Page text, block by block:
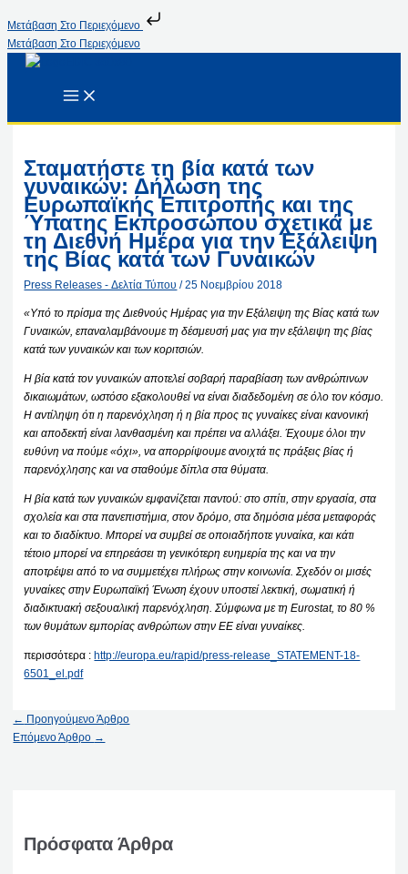
Μετάβαση Στο Περιεχόμενο
Μετάβαση Στο Περιεχόμενο
Σταματήστε τη βία κατά των
γυναικών: Δήλωση της
Ευρωπαϊκής Επιτροπής και της
Ύπατης Εκπροσώπου σχετικά με
τη Διεθνή Ημέρα για την Εξάλειψη
της Βίας κατά των Γυναικών
Press Releases - Δελτία Τύπου /25 Νοεμβρίου 2018
«Υπό το πρίσμα της Διεθνούς Ημέρας για την Εξάλειψη της Βίας κατά των
Γυναικών, επαναλαμβάνουμε τη δέσμευσή μας για την εξάλειψη της βίας
κατά των γυναικών και των κοριτσιών.
Η βία κατά τον γυναικών αποτελεί σοβαρή παραβίαση των ανθρώπινων
δικαιωμάτων, ωστόσο εξακολουθεί να είναι διαδεδομένη σε όλο τον κόσμο.
Η αντίληψη ότι η παρενόχληση ή η βία προς τις γυναίκες είναι κανονική
και αποδεκτή είναι λανθασμένη και πρέπει να αλλάξει. Έχουμε όλοι την
ευθύνη να πούμε «όχι», να απορρίψουμε ανοιχτά τις πράξεις βίας ή
παρενόχλησης και να σταθούμε δίπλα στα θύματα.
Η βία κατά των γυναικών εμφανίζεται παντού: στο σπίτι, στην εργασία, στα
σχολεία και στα πανεπιστήμια, στον δρόμο, στα δημόσια μέσα μεταφοράς
και το διαδίκτυο. Μπορεί να συμβεί σε οποιαδήποτε γυναίκα, και κάτι
τέτοιο μπορεί να επηρεάσει τη γενικότερη ευημερία της και να την
αποτρέψει από το να συμμετέχει πλήρως στην κοινωνία. Σχεδόν οι μισές
γυναίκες στην Ευρωπαϊκή Ένωση έχουν υποστεί λεκτική, σωματική ή
διαδικτυακή σεξουαλική παρενόχληση. Σύμφωνα με τη Eurostat, το 80 %
των θυμάτων εμπορίας ανθρώπων στην ΕΕ είναι γυναίκες.
περισσότερα : http://europa.eu/rapid/press-release_STATEMENT-18-
6501_el.pdf
← Προηγούμενο Άρθρο
Επόμενο Άρθρο →
Πρόσφατα Άρθρα